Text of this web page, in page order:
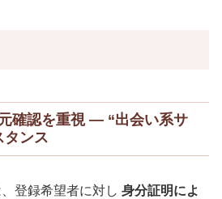
確認を重視 — “出会い系サ
タンス
登録希望者に対し 身分証明によ